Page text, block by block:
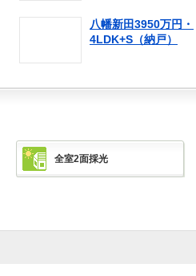
八幡新田3950万円・
4LDK+S（納戸）
全室2面採光